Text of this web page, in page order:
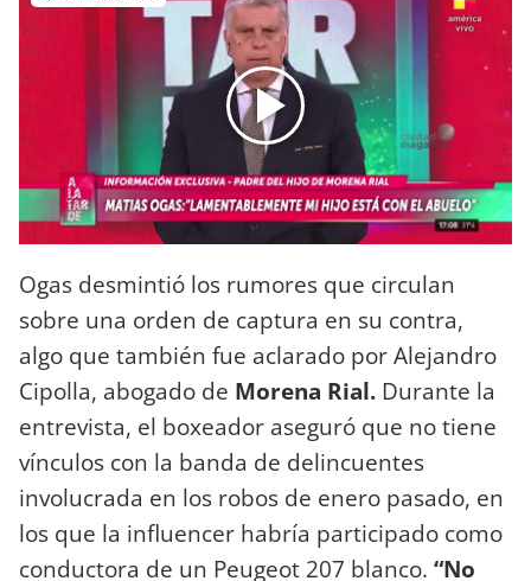
Ogas desmintió los rumores que circulan
sobre una orden de captura en su contra,
algo que también fue aclarado por Alejandro
Cipolla, abogado de Morena Rial. Durante la
entrevista, el boxeador aseguró que no tiene
vínculos con la banda de delincuentes
involucrada en los robos de enero pasado, en
los que la influencer habría participado como
conductora de un Peugeot 207 blanco. “No